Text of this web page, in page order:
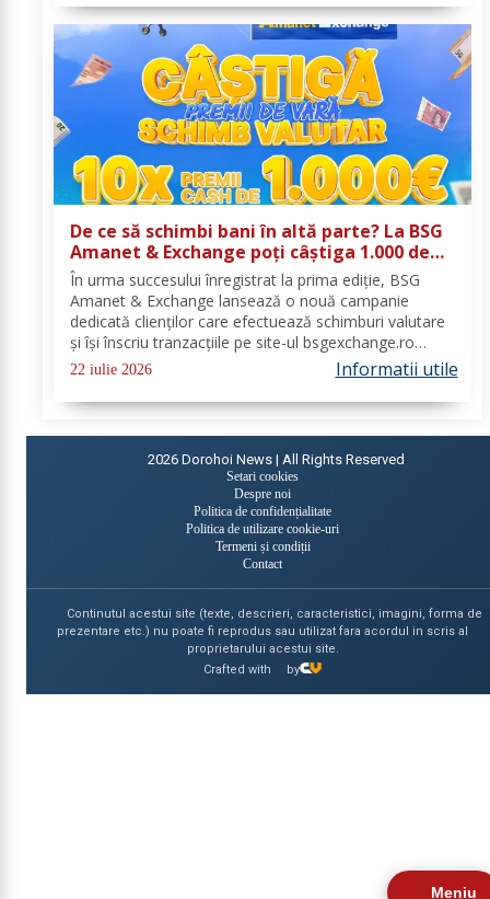
Meniu
De ce să schimbi bani în altă parte? La BSG
Amanet & Exchange poți câștiga 1.000 de
euro cash!
În urma succesului înregistrat la prima ediție, BSG
Amanet & Exchange lansează o nouă campanie
dedicată clienților care efectuează schimburi valutare
și își înscriu tranzacțiile pe site-ul bsgexchange.ro
Operațiunile pot fi realizate în agenții în perioada 20
22 iulie 2026 Informatii utile
2026 Dorohoi News | All Rights Reserved
Setari cookies
Despre noi
Politica de confidențialitate
Politica de utilizare cookie-uri
Termeni și condiții
Contact
Continutul acestui site (texte, descrieri, caracteristici, imagini, forma de
prezentare etc.) nu poate fi reprodus sau utilizat fara acordul in scris al
proprietarului acestui site.
Crafted with
by